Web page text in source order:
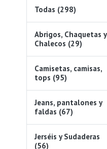
Todas (298)
Abrigos, Chaquetas y
Chalecos (29)
Camisetas, camisas,
tops (95)
Jeans, pantalones y
faldas (67)
Jerséis y Sudaderas
(56)